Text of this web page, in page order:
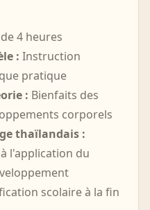
4 heures
: Instruction
pratique
: Bienfaits des
corporels
thaïlandais :
l'application du
scolaire à la fin